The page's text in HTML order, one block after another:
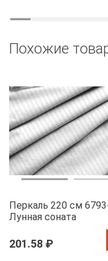
Похожие
Перкаль 220 см
Лунная соната
201.58 ₽